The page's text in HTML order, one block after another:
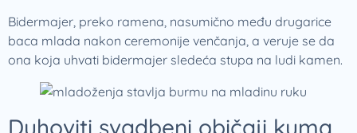
Bidermajer, preko ramena, nasumično među drugarice
baca mlada nakon ceremonije venčanja, a veruje se da
ona koja uhvati bidermajer sledeća stupa na ludi kamen.
Duhoviti svadbeni običaji kuma